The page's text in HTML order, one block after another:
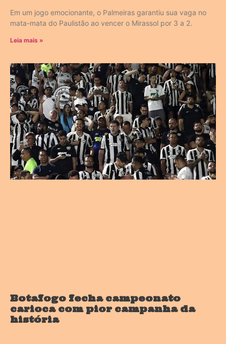
Em um jogo emocionante, o Palmeiras garantiu sua vaga no
mata-mata do Paulistão ao vencer o Mirassol por 3 a 2.
Leia mais »
Botafogo fecha campeonato
carioca com pior campanha da
história